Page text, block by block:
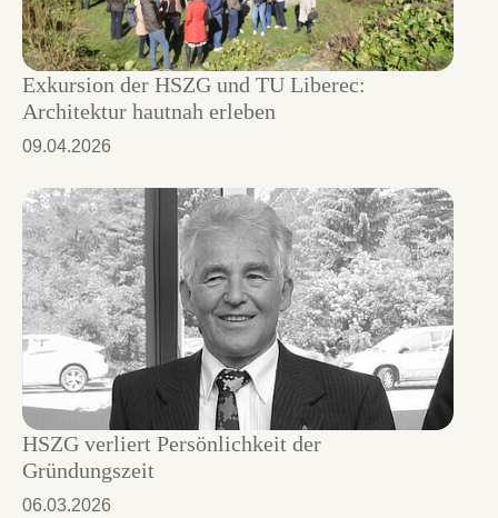
Exkursion der HSZG und TU Liberec:
Architektur hautnah erleben
09.04.2026
HSZG verliert Persönlichkeit der
Gründungszeit
06.03.2026